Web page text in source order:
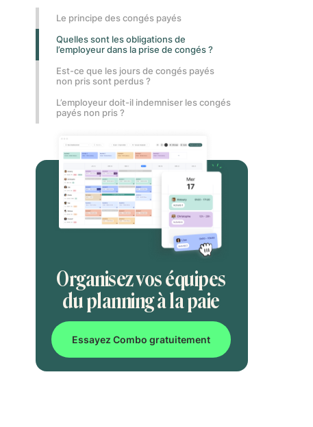
Le principe des congés payés
Quelles sont les obligations de
l’employeur dans la prise de congés ?
Est-ce que les jours de congés payés
non pris sont perdus ?
L’employeur doit-il indemniser les congés
payés non pris ?
Organisez vos équipes
du planning à la paie
Essayez Combo gratuitement